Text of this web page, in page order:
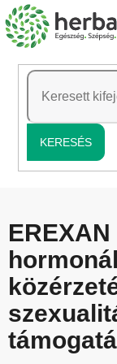
Ugrás
a
tartalomhoz
KERESÉS